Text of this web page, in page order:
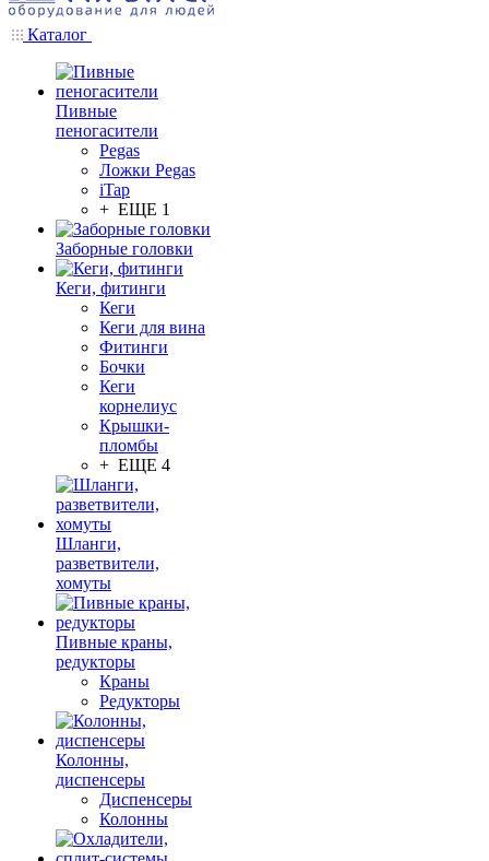
Каталог
Пивные
пеногасители
Pegas
Ложки Pegas
iTap
+ ЕЩЕ 1
Заборные головки
Кеги, фитинги
Кеги
Кеги для вина
Фитинги
Бочки
Кеги
корнелиус
Крышки-
пломбы
+ ЕЩЕ 4
Шланги,
разветвители,
хомуты
Пивные краны,
редукторы
Краны
Редукторы
Колонны,
диспенсеры
Диспенсеры
Колонны